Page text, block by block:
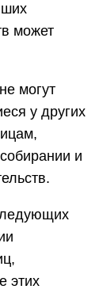
может
могут
у других
и
этих